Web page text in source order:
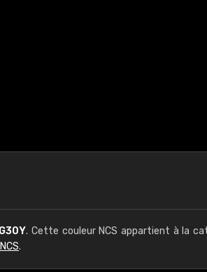
. Cette couleur NCS appartient à la
NCS.